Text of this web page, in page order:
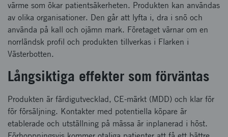
värme som ökar patientsäkerheten. Produkten kan användas
av olika organisationer. Den går att lyfta i, dra i snö och
använda på kall och ojämn mark. Företaget värnar om en
norrländsk profil och produkten tillverkas i Flarken i
Västerbotten.
Långsiktiga effekter som förväntas
Produkten är färdigutvecklad, CE-märkt (MDD) och klar för
för försäljning. Kontakter med potentiella köpare är
etablerade och utställning på mässa är inplanerad i höst.